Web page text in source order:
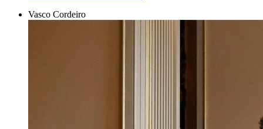
Vasco Cordeiro